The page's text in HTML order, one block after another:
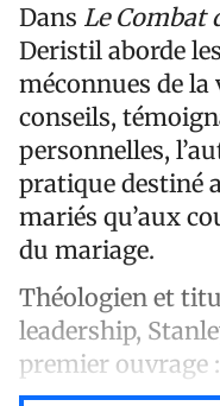
Dans Le Combat
Deristil aborde
méconnues de la
conseils,
personnelles,
pratique destiné
mariés qu’aux
du mariage.
Théologien et
leadership,
premier ouvrage :